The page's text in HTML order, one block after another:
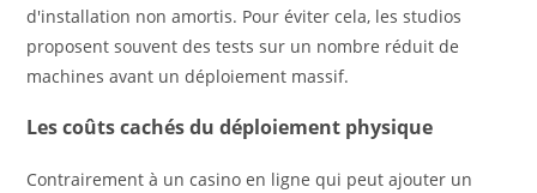
d'installation non amortis. Pour éviter cela, les studios
proposent souvent des tests sur un nombre réduit de
machines avant un déploiement massif.
Les coûts cachés du déploiement physique
Contrairement à un casino en ligne qui peut ajouter un